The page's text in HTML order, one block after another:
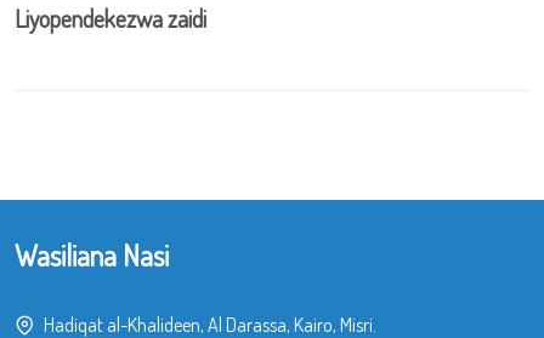
Liyopendekezwa zaidi
Wasiliana Nasi
Hadiqat al-Khalideen, Al Darassa, Kairo, Misri.